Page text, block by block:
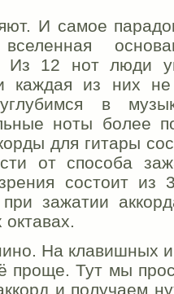
И самое
вселенная
Из 12 нот люди
каждая из них
в
ноты более
для гитары
от способа
состоит
зажатии
На клавишных
проще. Тут мы
и получаем